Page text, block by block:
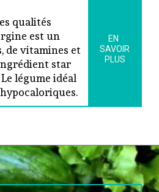
qualités
est un
de vitamines et
star
légume idéal
EN
SAVOIR
PLUS